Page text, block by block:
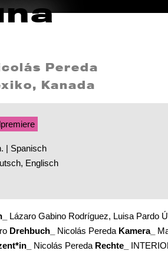
Pereda
Kanada
| Spanisch
Englisch
Lázaro Gabino Rodríguez, Luisa Pardo
Drehbuch_ Nicolás Pereda Kamera_
Nicolás Pereda Rechte_